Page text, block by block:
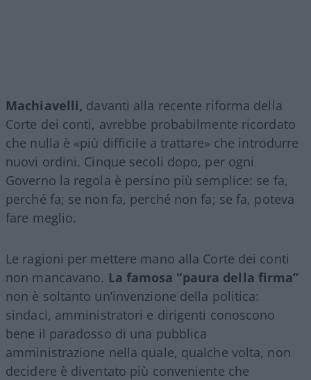
Machiavelli, davanti alla recente riforma della
Corte dei conti, avrebbe probabilmente ricordato
che nulla è «più difficile a trattare» che introdurre
nuovi ordini. Cinque secoli dopo, per ogni
Governo la regola è persino più semplice: se fa,
perché fa; se non fa, perché non fa; se fa, poteva
fare meglio.
Le ragioni per mettere mano alla Corte dei conti
non mancavano. La famosa “paura della firma”
non è soltanto un’invenzione della politica:
sindaci, amministratori e dirigenti conoscono
bene il paradosso di una pubblica
amministrazione nella quale, qualche volta, non
decidere è diventato più conveniente che